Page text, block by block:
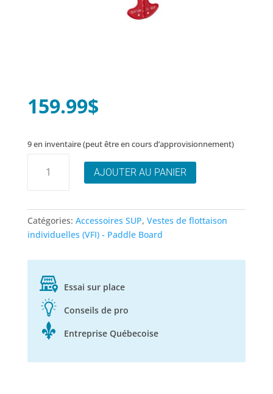
159.99$
9 en inventaire (peut être en cours d’approvisionnement)
Flottaison
ceinture:
M-
AJOUTER AU PANIER
Catégories: Accessoires SUP, Vestes de flottaison
individuelles (VFI) - Paddle Board
Essai sur place
Conseils de pro
Entreprise Québecoise